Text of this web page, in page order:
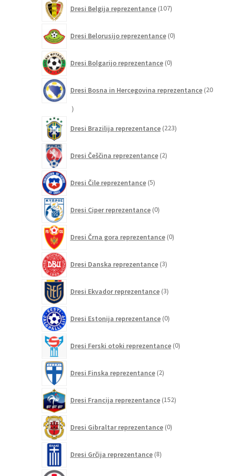
Dresi Belgija reprezentance 107izdelkov
Dresi Belorusijo reprezentance 0izdelkov
Dresi Bolgarijo reprezentance 0izdelkov
Dresi Bosna in Hercegovina reprezentance 20
20
Dresi Brazilija reprezentance 223izdelkov
Dresi Češčina reprezentance 2izdelka
Dresi Čile reprezentance 5izdelkov
Dresi Ciper reprezentance 0izdelkov
Dresi Črna gora reprezentance 0izdelkov
Dresi Danska reprezentance 3izdelki
Dresi Ekvador reprezentance 3izdelki
Dresi Estonija reprezentance 0izdelkov
Dresi Ferski otoki reprezentance 0izdelkov
Dresi Finska reprezentance 2izdelka
Dresi Francija reprezentance 152izdelkov
Dresi Gibraltar reprezentance 0izdelkov
Dresi Grčija reprezentance 8izdelkov